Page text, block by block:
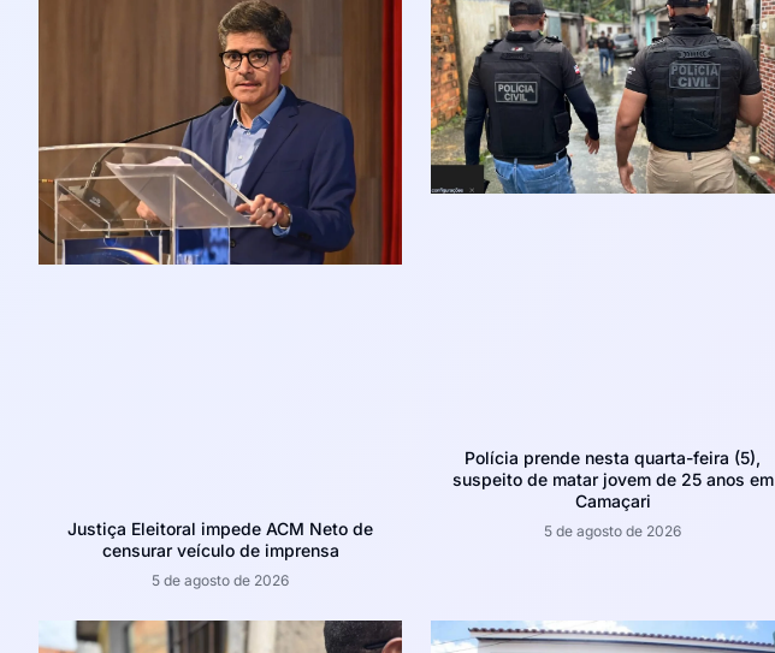
Justiça Eleitoral impede ACM Neto de
censurar veículo de imprensa
5 de agosto de 2026
Polícia prende nesta quarta-feira (5),
suspeito de matar jovem de 25 anos em
Camaçari
5 de agosto de 2026